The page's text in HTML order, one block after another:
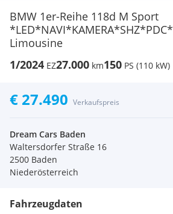
BMW 1er-Reihe 118d M Sport
*LED*NAVI*KAMERA*SHZ*PDC*
Limousine
1/2024 EZ27.000 km150 PS (110 kW)
€ 27.490 Verkaufspreis
Dream Cars Baden
Waltersdorfer Straße 16
2500 Baden
Niederösterreich
Fahrzeugdaten